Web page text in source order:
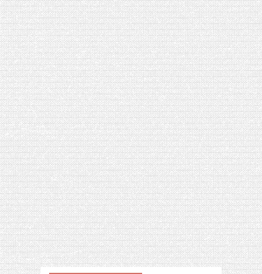
FEAT. AKILA
[VIDÉO] OBJECTIF POIDS SANTÉ #67 : L’AVIS
DES AUTRES, CE N’EST QUE LA VIE DES
AUTRES
[VIDÉO] UNBOXING : LES MY LITTLE &
BIOTYFULL BOX DES MOIS DE FÉVRIER ET
MARS 2024 FEAT. AKILA
[VIDÉO] LA SÉLECTION DU MOIS
#JANVIER2024
[VIDÉO] HELLOFRESH #34 : IDÉES
RECETTES RISOTTO